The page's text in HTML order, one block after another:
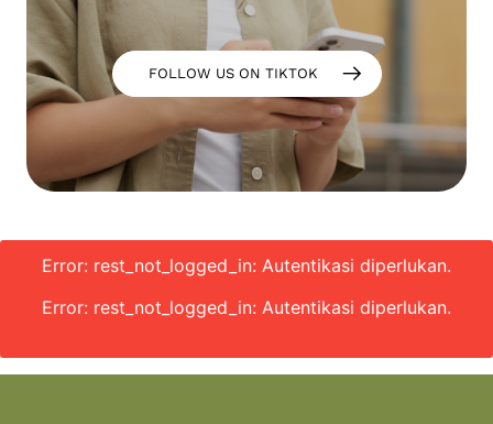
FOLLOW US ON TIKTOK
Error: rest_not_logged_in: Autentikasi diperlukan.
Error: rest_not_logged_in: Autentikasi diperlukan.